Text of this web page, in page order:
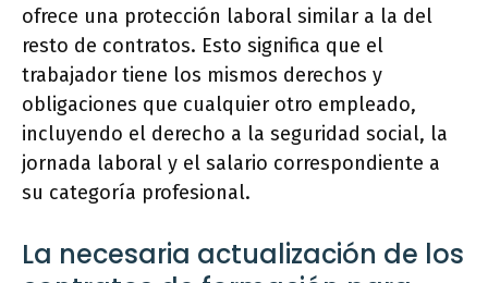
ofrece una protección laboral similar a la del
resto de contratos. Esto significa que el
trabajador tiene los mismos derechos y
obligaciones que cualquier otro empleado,
incluyendo el derecho a la seguridad social, la
jornada laboral y el salario correspondiente a
su categoría profesional.
La necesaria actualización de los